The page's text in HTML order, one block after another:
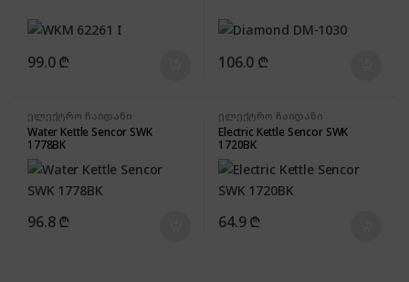
99.0₾ 106.0 ₾
ელექტრო ჩაიდანი
Water Kettle Sencor SWK
1778BK
96.8₾
ელექტრო ჩაიდანი
Electric Kettle Sencor SWK
1720BK
64.9₾